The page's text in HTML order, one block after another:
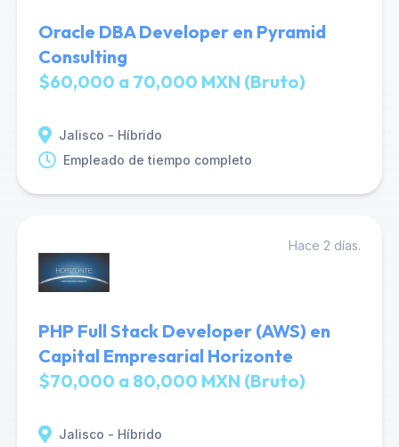
Oracle DBA Developer en Pyramid
Consulting
$60,000 a 70,000 MXN (Bruto)
Jalisco - Híbrido
Empleado de tiempo completo
Hace 2 días.
PHP Full Stack Developer (AWS) en
Capital Empresarial Horizonte
$70,000 a 80,000 MXN (Bruto)
Jalisco - Híbrido